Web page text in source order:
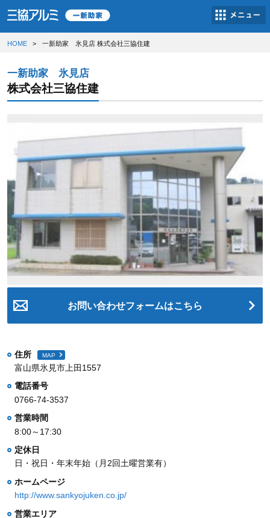
HOME 一新助家 氷見店 株式会社三協住建
一新助家 氷見店
株式会社三協住建
お問い合わせフォームはこちら
住所 MAP
富山県氷見市上田1557
電話番号
0766-74-3537
営業時間
8:00～17:30
定休日
日・祝日・年末年始（月2回土曜営業有）
ホームページ
http://www.sankyojuken.co.jp/
営業エリア